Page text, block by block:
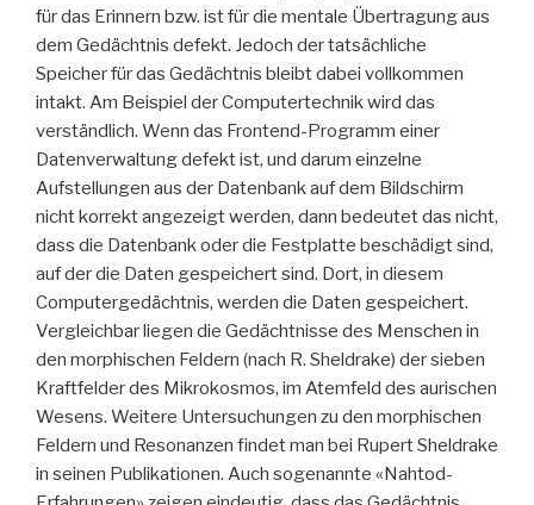
für das Erinnern bzw. ist für die mentale Übertragung aus
dem Gedächtnis defekt. Jedoch der tatsächliche
Speicher für das Gedächtnis bleibt dabei vollkommen
intakt. Am Beispiel der Computertechnik wird das
verständlich. Wenn das Frontend-Programm einer
Datenverwaltung defekt ist, und darum einzelne
Aufstellungen aus der Datenbank auf dem Bildschirm
nicht korrekt angezeigt werden, dann bedeutet das nicht,
dass die Datenbank oder die Festplatte beschädigt sind,
auf der die Daten gespeichert sind. Dort, in diesem
Computergedächtnis, werden die Daten gespeichert.
Vergleichbar liegen die Gedächtnisse des Menschen in
den morphischen Feldern (nach R. Sheldrake) der sieben
Kraftfelder des Mikrokosmos, im Atemfeld des aurischen
Wesens. Weitere Untersuchungen zu den morphischen
Feldern und Resonanzen findet man bei Rupert Sheldrake
in seinen Publikationen. Auch sogenannte «Nahtod-